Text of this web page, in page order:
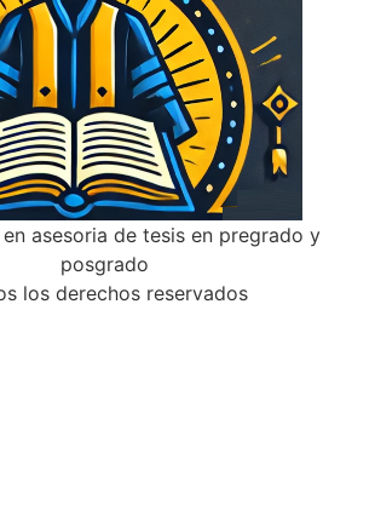
asesoria de tesis en pregrado y
posgrado
los derechos reservados